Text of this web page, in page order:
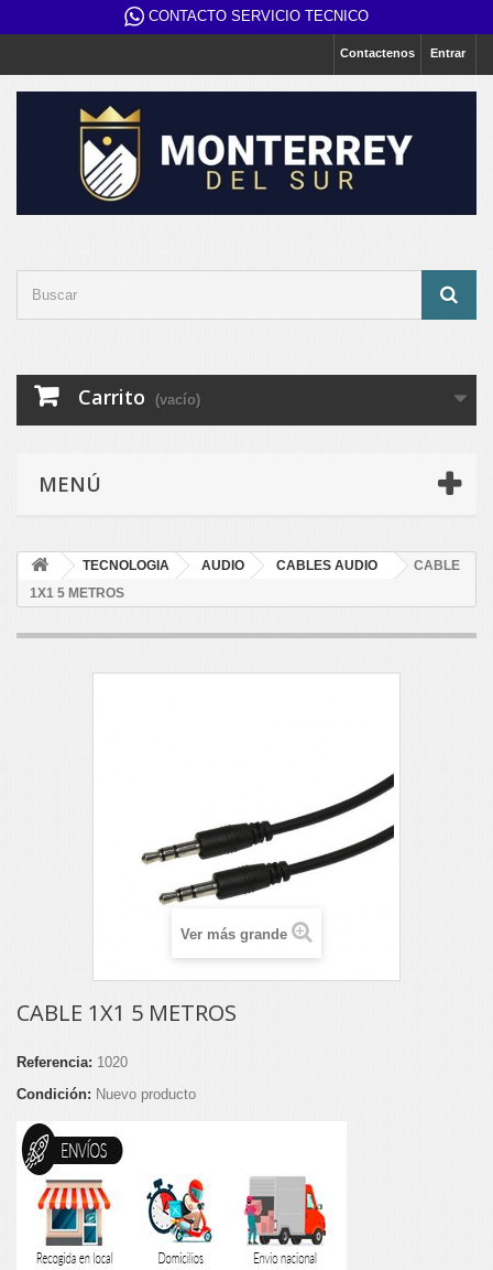
CONTACTO SERVICIO TECNICO
Entrar
Contactenos
Carrito (vacío)
MENÚ
TECNOLOGIA AUDIO CABLES AUDIO
CABLE
1X1 5 METROS
Ver más grande
CABLE 1X1 5 METROS
Referencia: 1020
Condición: Nuevo producto